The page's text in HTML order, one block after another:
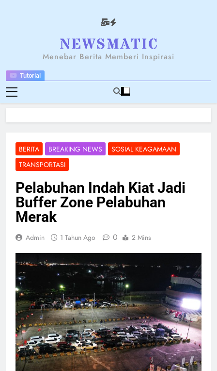
Tutorial
NEWSANTARA
Menebar Berita Memberi Inspirasi
BERITA BREAKING NEWS
SOSIAL KEAGAMAAN
TRANSPORTASI
Pelabuhan Indah Kiat Jadi
Buffer Zone Pelabuhan
Merak
Admin 1 Tahun Ago 0 2 Mins